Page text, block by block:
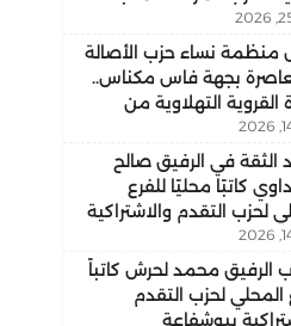
منظمة نساء حزب الأصالة
بجهة فاس مكناس..
القروية التهلاوية من
الاجتماعي إلى الشريك
الثقة في الرفيق صالح
كاتبًا محليًا للفرع
لحزب التقدم والاشتراكية
علي بورقبة
الرفيق محمد لحرش كاتباً
المحلي لحزب التقدم
ببوشفاعة